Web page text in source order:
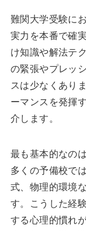
難関大学受験に
実力を本番で確
け知識や解法テ
の緊張やプレッ
スは少なくあり
ーマンスを発揮
介します。
最も基本的なのは
多くの予備校で
式、物理的環境
す。こうした経
する心理的慣れ